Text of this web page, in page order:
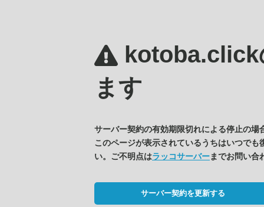
kotoba.click
ます
サーバー契約の有効期限切れによる停止の場
このページが表示されているうちはいつで
い。ご不明点はラッコサーバーまでお問い合
サーバー契約を更新する